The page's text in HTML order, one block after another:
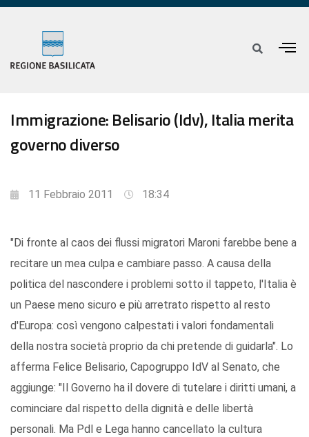
Immigrazione: Belisario (Idv), Italia merita
governo diverso
11 Febbraio 2011 18:34
"Di fronte al caos dei flussi migratori Maroni farebbe bene a
recitare un mea culpa e cambiare passo. A causa della
politica del nascondere i problemi sotto il tappeto, l'Italia è
un Paese meno sicuro e più arretrato rispetto al resto
d'Europa: così vengono calpestati i valori fondamentali
della nostra società proprio da chi pretende di guidarla". Lo
afferma Felice Belisario, Capogruppo IdV al Senato, che
aggiunge: "Il Governo ha il dovere di tutelare i diritti umani, a
cominciare dal rispetto della dignità e delle libertà
personali. Ma Pdl e Lega hanno cancellato la cultura